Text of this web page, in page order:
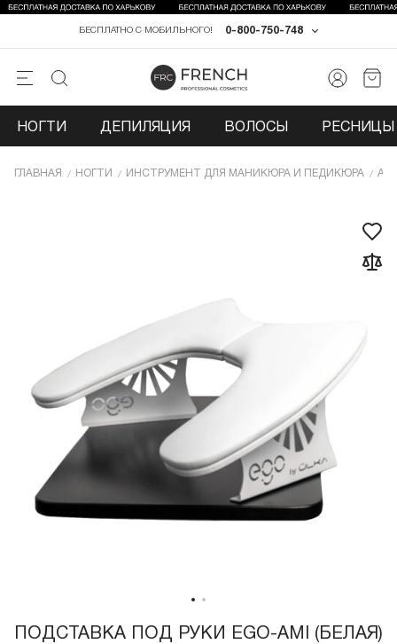
0-800-750-748
БЕСПЛАТНО С МОБИЛЬНОГО!
НОГТИ ДЕПИЛЯЦИЯ ВОЛОСЫ РЕСНИЦЫ
ГЛАВНАЯ НОГТИ ИНCТРУМЕНТ ДЛЯ МАНИКЮРА И ПЕДИКЮРА
ПОДСТАВКА ПОД РУКИ EGO-AMI (БЕЛАЯ)